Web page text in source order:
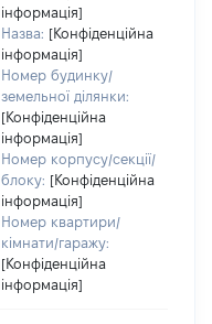
інформація]
Назва: [Конфіденційна
інформація]
Номер будинку/
земельної ділянки:
[Конфіденційна
інформація]
Номер корпусу/секції/
блоку: [Конфіденційна
інформація]
Номер квартири/
кімнати/гаражу:
[Конфіденційна
інформація]